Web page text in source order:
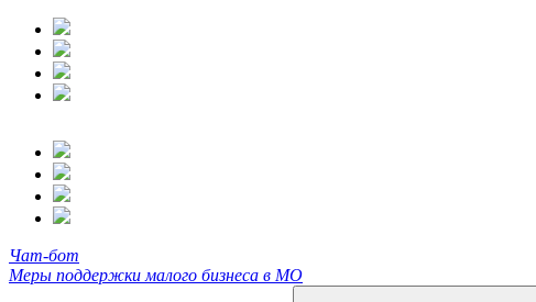
Чат-бот
Меры поддержки малого бизнеса в МО